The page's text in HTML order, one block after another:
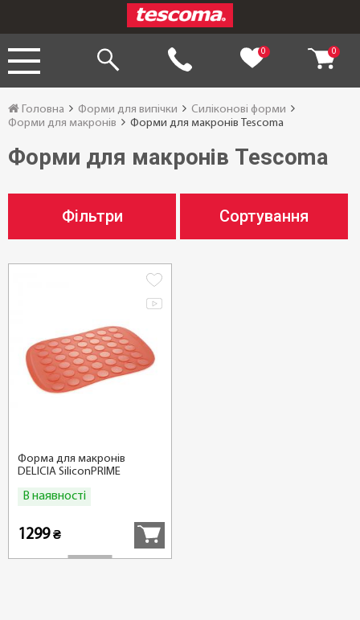
0 0
Головна Форми для випічки
Силіконові форми
Форми для макронів
Форми для макронів Tescoma
Форми для макронів Tescoma
Фільтри Сортування
Форма для макронів
DELICIA SiliconPRIME
В наявності
1299₴